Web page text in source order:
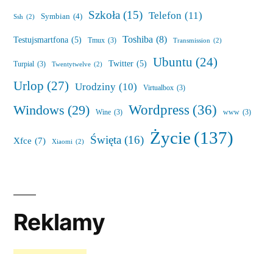
Ssh (2) Symbian (4) Szkoła (15) Telefon (11)
Testujsmartfona (5) Tmux (3) Toshiba (8) Transmission (2)
Turpial (3) Twentytwelve (2) Twitter (5) Ubuntu (24)
Urlop (27) Urodziny (10) Virtualbox (3)
Windows (29) Wine (3) Wordpress (36) www (3)
Xfce (7) Xiaomi (2) Święta (16) Życie(137)
Reklamy